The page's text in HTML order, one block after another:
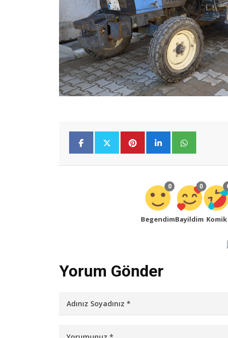
0
Begendim
0
Bayildim Komik
Yorum Gönder